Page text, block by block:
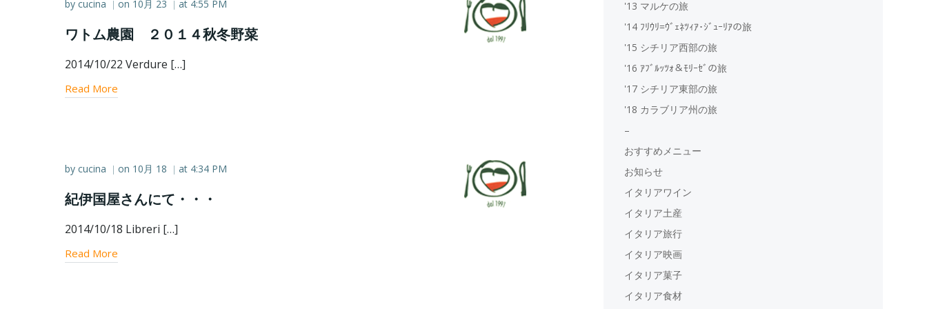
by cucina | on 10月 23 | at 4:55 PM
ワトム農園 ２０１４秋冬野菜
2014/10/22 Verdure […]
Read More
by cucina | on 10月 18 | at 4:34 PM
紀伊国屋さんにて・・・
2014/10/18 Libreri […]
Read More
'13 マルケの旅
'14 ﾌﾘｳﾘ=ｳﾞｪﾈﾂｨｱ･ｼﾞｭｰﾘｱの旅
'15 シチリア西部の旅
'16 ｱﾌﾞﾙｯﾂｫ＆ﾓﾘｰｾﾞの旅
'17 シチリア東部の旅
'18 カラブリア州の旅
–
おすすめメニュー
お知らせ
イタリアワイン
イタリア土産
イタリア旅行
イタリア映画
イタリア菓子
イタリア食材